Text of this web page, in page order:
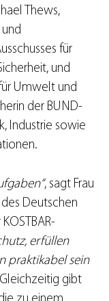
Thews,
für
und
Umwelt und
der BUND-
Industrie sowie
, sagt Frau
des Deutschen
erfüllen
praktikabel sein
gibt